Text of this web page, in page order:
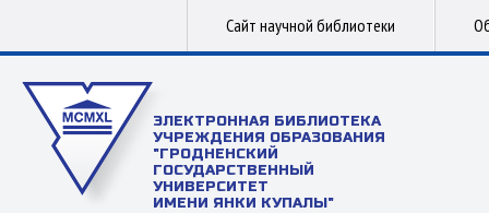
Сайт научной библиотеки
ЭЛЕКТРОННАЯ БИБЛИОТЕКА
УЧРЕЖДЕНИЯ ОБРАЗОВАНИЯ
"ГРОДНЕНСКИЙ
ГОСУДАРСТВЕННЫЙ
УНИВЕРСИТЕТ
ИМЕНИ ЯНКИ КУПАЛЫ"